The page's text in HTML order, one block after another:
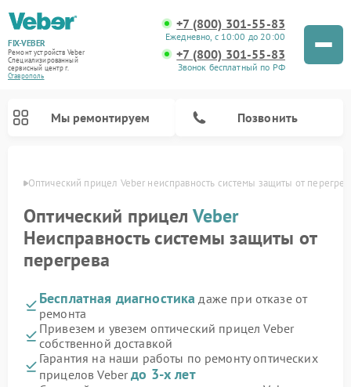
FIX-VEBER
Ремонт устройств Veber
Специализированный
cервисный центр г.
Ставрополь
+7 (800) 301-55-83
Ежедневно, с 10:00 до 20:00
+7 (800) 301-55-83
Звонок бесплатный по РФ
Мы ремонтируем Позвонить
Оптический прицел Veber неисправность системы защиты от
Оптический прицелVeber
Неисправность системы защиты от
перегрева
Бесплатная диагностика даже при отказе от
ремонта
Привезем и увезем оптический прицел Veber
собственной доставкой
Гарантия на наши работы по ремонту оптических
прицелов Veberдо 3-х лет